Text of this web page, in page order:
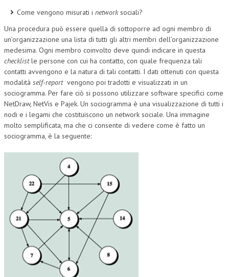
Come vengono misurati i networksociali?
Una procedura può essere quella di sottoporre ad ogni membro di
un’organizzazione una lista di tutti gli altri membri dell’organizzazione
medesima. Ogni membro coinvolto deve quindi indicare in questa
checklistle persone con cui ha contatto, con quale frequenza tali
contatti avvengono e la natura di tali contatti. I dati ottenuti con questa
modalità self-reportvengono poi tradotti e visualizzati in un
sociogramma. Per fare ciò si possono utilizzare software specifici come
NetDraw, NetVis e Pajek. Un sociogramma è una visualizzazione di tutti i
nodi e i legami che costituiscono un network sociale. Una immagine
molto semplificata, ma che ci consente di vedere come è fatto un
sociogramma, è la seguente: